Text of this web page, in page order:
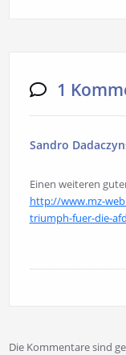
1
Sandro
Einen weiteren
http://www.mz-
triumph-fuer-die-
Die Kommentare sind